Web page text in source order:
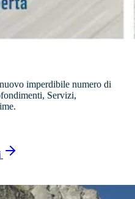
imperdibile numero di
Servizi,